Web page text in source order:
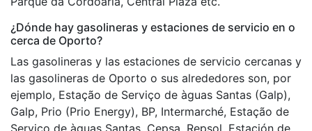
¿Dónde hay gasolineras y estaciones de servicio en o
cerca de Oporto?
Las gasolineras y las estaciones de servicio cercanas y
las gasolineras de Oporto o sus alrededores son, por
ejemplo, Estação de Serviço de àguas Santas (Galp),
Galp, Prio (Prio Energy), BP, Intermarché, Estação de
Serviço de àguas Santas, Cepsa, Repsol, Estación de